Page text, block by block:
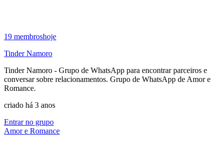
19 membroshoje
Tinder Namoro
Tinder Namoro - Grupo de WhatsApp para encontrar parceiros e
conversar sobre relacionamentos. Grupo de WhatsApp de Amor e
Romance.
criado há 3 anos
Entrar no grupo
Amor e Romance